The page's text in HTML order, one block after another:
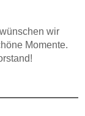
wir
Momente.